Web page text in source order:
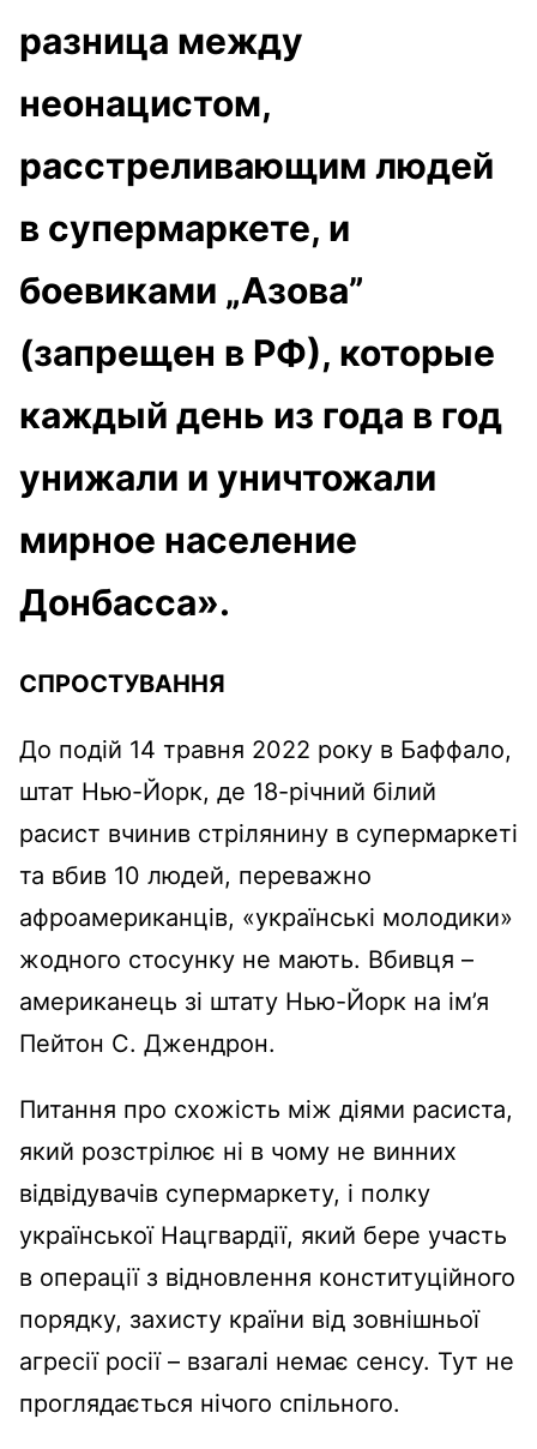
разница между
неонацистом,
расстреливающим людей
в супермаркете, и
боевиками „Азова”
(запрещен в РФ), которые
каждый день из года в год
унижали и уничтожали
мирное население
Донбасса».
СПРОСТУВАННЯ
До подій 14 травня 2022 року в Баффало,
штат Нью-Йорк, де 18-річний білий
расист вчинив стрілянину в супермаркеті
та вбив 10 людей, переважно
афроамериканців, «українські молодики»
жодного стосунку не мають. Вбивця –
американець зі штату Нью-Йорк на ім’я
Пейтон С. Джендрон.
Питання про схожість між діями расиста,
який розстрілює ні в чому не винних
відвідувачів супермаркету, і полку
української Нацгвардії, який бере участь
в операції з відновлення конституційного
порядку, захисту країни від зовнішньої
агресії росії – взагалі немає сенсу. Тут не
проглядається нічого спільного.